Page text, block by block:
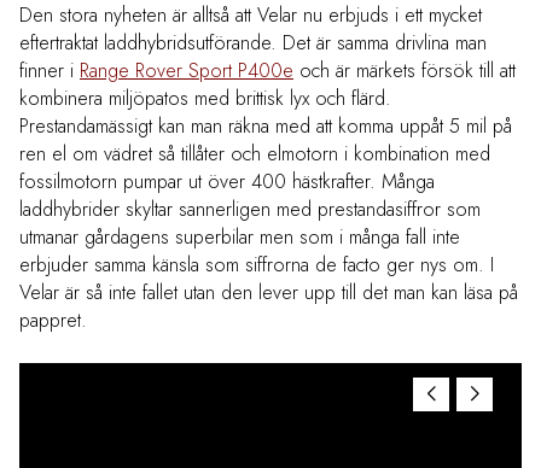
Den stora nyheten är alltså att Velar nu erbjuds i ett mycket
eftertraktat laddhybridsutförande. Det är samma drivlina man
finner i Range Rover Sport P400e och är märkets försök till att
kombinera miljöpatos med brittisk lyx och flärd.
Prestandamässigt kan man räkna med att komma uppåt 5 mil på
ren el om vädret så tillåter och elmotorn i kombination med
fossilmotorn pumpar ut över 400 hästkrafter. Många
laddhybrider skyltar sannerligen med prestandasiffror som
utmanar gårdagens superbilar men som i många fall inte
erbjuder samma känsla som siffrorna de facto ger nys om. I
Velar är så inte fallet utan den lever upp till det man kan läsa på
pappret.